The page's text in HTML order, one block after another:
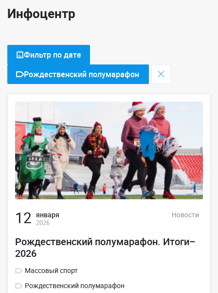
Инфоцентр
Фильтр по дате
Рождественский полумарафон
12 января
2026
Новости
Рождественский полумарафон. Итоги–
2026
Массовый спорт
Рождественский полумарафон